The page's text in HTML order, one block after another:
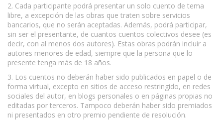
2. Cada participante podrá presentar un solo cuento de tema
libre, a excepción de las obras que traten sobre servicios
bancarios, que no serán aceptadas. Además, podrá participar,
sin ser el presentante, de cuantos cuentos colectivos desee (es
decir, con al menos dos autores). Estas obras podrán incluir a
autores menores de edad, siempre que la persona que lo
presente tenga más de 18 años.
3. Los cuentos no deberán haber sido publicados en papel o de
forma virtual, excepto en sitios de acceso restringido, en redes
sociales del autor, en blogs personales o en páginas propias no
editadas por terceros. Tampoco deberán haber sido premiados
ni presentados en otro premio pendiente de resolución.